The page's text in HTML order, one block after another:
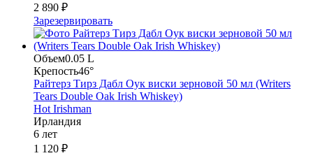
2 890 ₽
Зарезервировать
Объем0.05 L
Крепость46°
Райтерз Тирз Дабл Оук виски зерновой 50 мл (Writers
Tears Double Oak Irish Whiskey)
Hot Irishman
Ирландия
6 лет
1 120 ₽